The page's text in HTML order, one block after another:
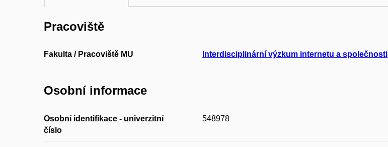
Pracoviště
Fakulta / Pracoviště MU Interdisciplinární výzkum internetu a společnosti
Osobní informace
Osobní identifikace - univerzitní
číslo
548978